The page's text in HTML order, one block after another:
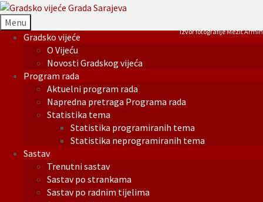
Menu
Gradsko vijeće
O Vijeću
Novosti Gradskog vijeća
Program rada
Aktuelni program rada
Napredna pretraga Programa rada
Statistika tema
Statistika programiranih tema
Statistika neprogramiranih tema
Sastav
Trenutni sastav
Sastav po strankama
Sastav po radnim tijelima
Izvor fotografije Mezit Armin